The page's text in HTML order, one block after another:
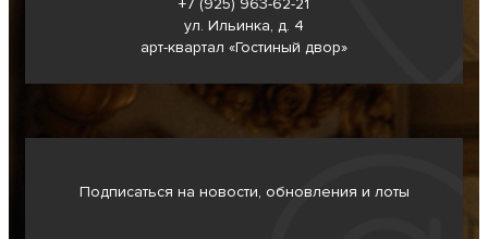
ул. Ильинка, д. 4
арт-квартал «Гостиный двор»
Подписаться на новости, обновления и лоты